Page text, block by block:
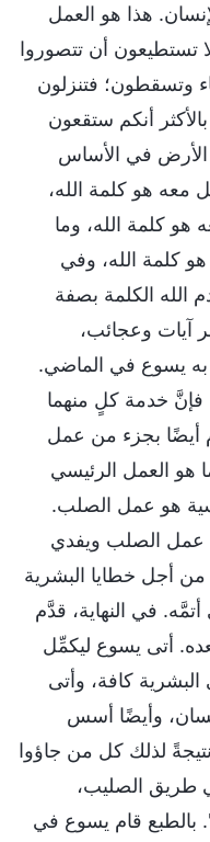
هذا هو العمل
تستطيعون أن تتصوروا
وتسقطون؛ فتنزلون
أنكم ستقعون
الأرض في الأساس
معه هو كلمة الله،
هو كلمة الله، وما
هو كلمة الله، وفي
الله الكلمة بصفة
آيات وعجائب،
به يسوع في الماضي.
فإنَّ خدمة كلٍ منهما
أيضًا بجزء من عمل
هو العمل الرئيسي
هو عمل الصلب.
عمل الصلب ويفدي
من أجل خطايا البشرية
في النهاية، قدَّم
أتى يسوع ليكمِّل
كافة، وأتى
وأيضًا أسس
لذلك كل من جاؤوا
طريق الصليب،
بالطبع قام يسوع في